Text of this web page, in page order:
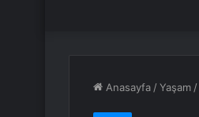
Anasayfa /Yaşam /